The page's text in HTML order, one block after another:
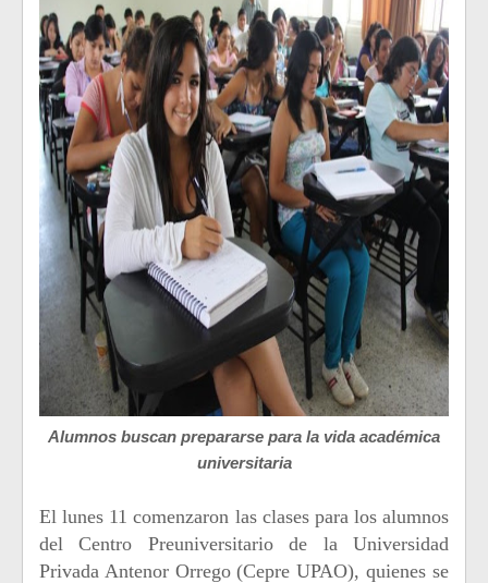
Alumnos buscan prepararse para la vida académica
universitaria
El lunes 11 comenzaron las clases para los alumnos
del Centro Preuniversitario de la Universidad
Privada Antenor Orrego (Cepre UPAO), quienes se